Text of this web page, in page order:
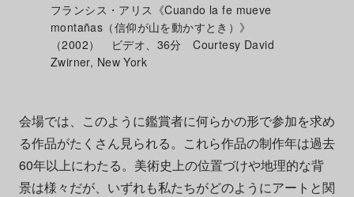
フランシス・アリス《Cuando la fe mueve
montañas（信仰が山を動かすとき）》
（2002） ビデオ、36分 Courtesy David
Zwirner, New York
会場では、このように鑑賞者に何らかの形で参加を求め
る作品がたくさん見られる。これら作品の制作年は過去
60年以上にわたる。美術史上の位置づけや地理的な背
景は様々だが、いずれも私たちがどのようにアートと関